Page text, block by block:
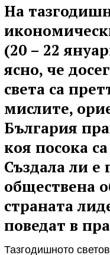
На
(20 – 22
ясно, че
света са
мислите,
България
коя посока
Създала ли е
обществена
страната
поведат в
Тазгодишното